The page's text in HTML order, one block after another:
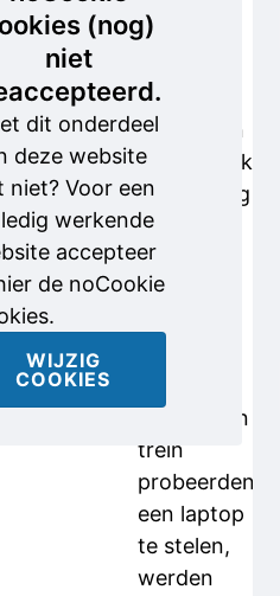
(nog)
niet
dit onderdeel
deze website
niet? Voor een
werkende
accepteer
de noCookie
WIJZIG
COOKIES
meer een
gestolen,
die via een
opmerkelijke
route terug
bij de
eigenaar
kwam.
later in een
trein
probeerden
een laptop
te stelen,
werden